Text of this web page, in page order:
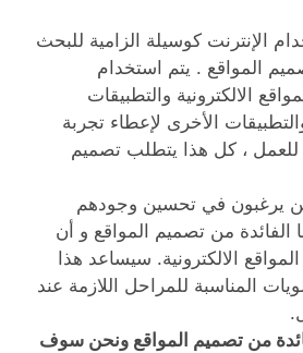
الإنترنت كوسيلة الزامية للبحث
المواقع . يتم استخدام
الالكترونية والتطبيقات
الأخرى لإعطاء تجربة
للعمل ، كل هذا يتطلب تصميم
يرغبون في تحسين وجودهم
الفائدة من تصميم المواقع و أن
الالكترونية. سيساعد هذا
المناسبة للمراحل اللازمة عند
من تصميم المواقع ونحن سوف